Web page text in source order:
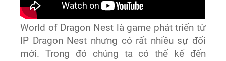
World of Dragon Nest là game phát triển từ
IP Dragon Nest nhưng có rất nhiều sự đổi
mới. Trong đó chúng ta có thể kể đến